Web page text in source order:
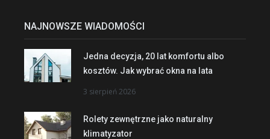
NAJNOWSZE WIADOMOŚCI
Jedna decyzja, 20 lat komfortu albo
kosztów. Jak wybrać okna na lata
3 sierpień 2026
Rolety zewnętrzne jako naturalny
klimatyzator